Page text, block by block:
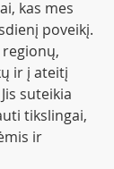
kas mes
poveikį.
regionų,
ir į ateitį
suteikia
tikslingai,
ir